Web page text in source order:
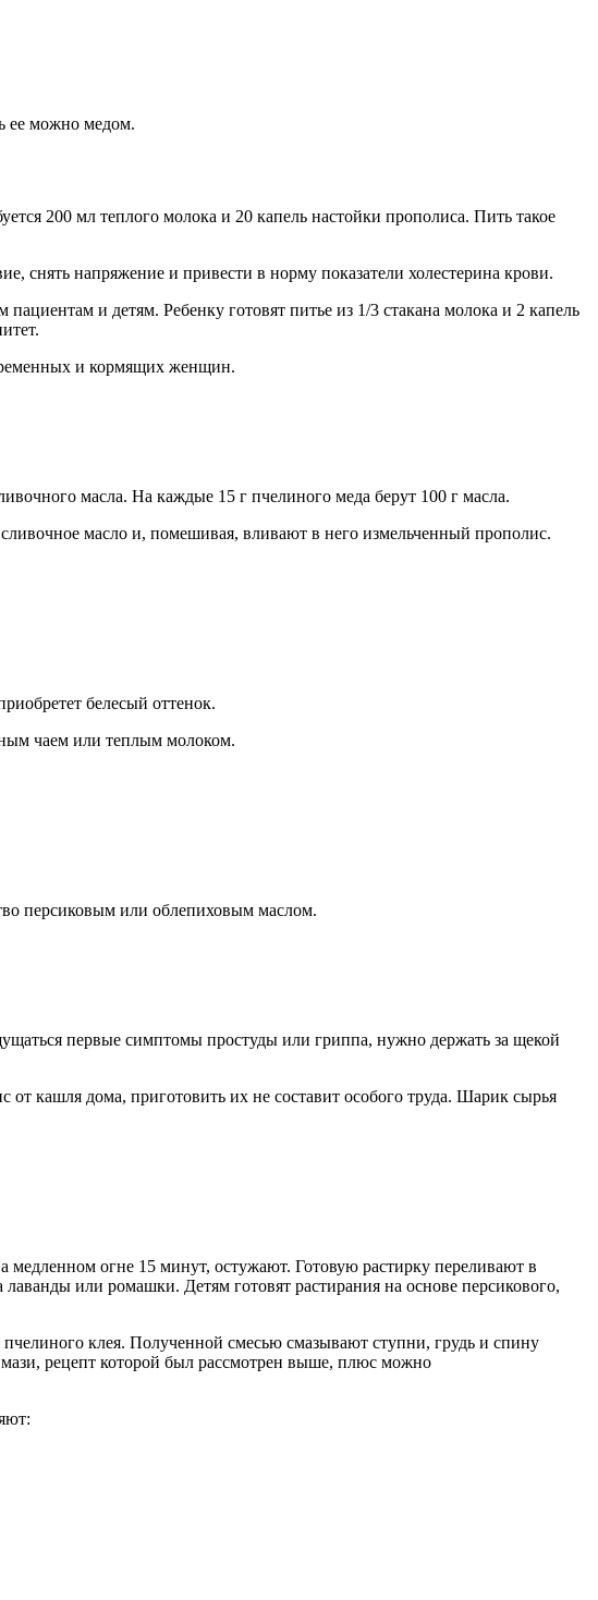
ее можно медом.
200 мл теплого молока и 20 капель настойки прополиса. Пить такое
снять напряжение и привести в норму показатели холестерина крови.
и детям. Ребенку готовят питье из 1/3 стакана молока и 2 капель
и кормящих женщин.
масла. На каждые 15 г пчелиного меда берут 100 г масла.
масло и, помешивая, вливают в него измельченный прополис.
белесый оттенок.
чаем или теплым молоком.
персиковым или облепиховым маслом.
первые симптомы простуды или гриппа, нужно держать за щекой
кашля дома, приготовить их не составит особого труда. Шарик сырья
огне 15 минут, остужают. Готовую растирку переливают в
или ромашки. Детям готовят растирания на основе персикового,
клея. Полученной смесью смазывают ступни, грудь и спину
рецепт которой был рассмотрен выше, плюс можно